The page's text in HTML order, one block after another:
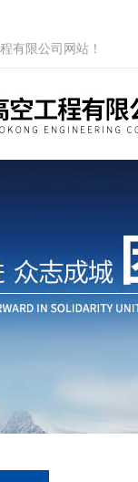
有限公司网站！